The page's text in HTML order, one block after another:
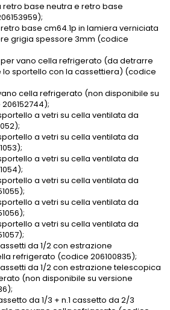
retro base neutra e retro base
base cm64.1p in lamiera verniciata
grigia spessore 3mm (codice
vano cella refrigerato (da detrarre
lo sportello con la cassettiera) (codice
cella refrigerato (non disponibile su
a vetri su cella ventilata da
a vetri su cella ventilata da
a vetri su cella ventilata da
a vetri su cella ventilata da
a vetri su cella ventilata da
a vetri su cella ventilata da
da 1/2 con estrazione
refrigerato (codice 206100835);
da 1/2 con estrazione telescopica
(non disponibile su versione
da 1/3 + n.1 cassetto da 2/3